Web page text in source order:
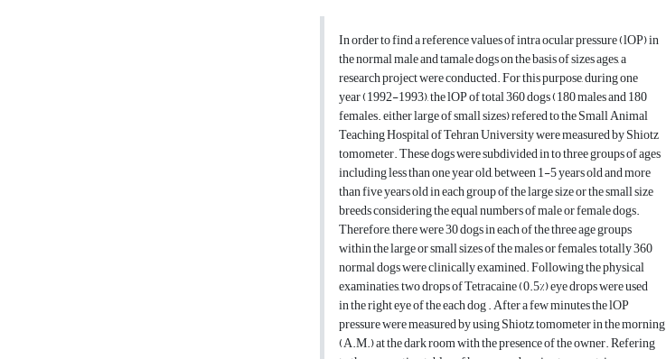
In order to find a reference values of intra ocular pressure (lOP) in
the normal male and tamale dogs on the basis of sizes ages, a
research project were conducted. For this purpose, during one
year (1992-1993), the lOP of total 360 dogs (180 males and 180
females. either large of small sizes) refered to the Small Animal
Teaching Hospital of Tehran University were measured by Shiotz
tomometer. These dogs were subdivided in to three groups of ages
including less than one year old, between 1-5 years old and more
than five years old in each group of the large size or the small size
breeds considering the equal numbers of male or female dogs.
Therefore, there were 30 dogs in each of the three age groups
within the large or small sizes of the males or females, totally 360
normal dogs were clinically examined. Following the physical
examinaties, two drops of Tetracaine (0.5%) eye drops were used
in the right eye of the each dog . After a few minutes the lOP
pressure were measured by using Shiotz tomometer in the morning
(A.M.) at the dark room with the presence of the owner. Refering